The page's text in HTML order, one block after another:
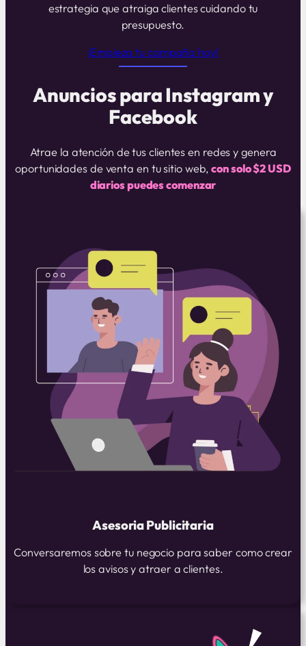
estrategia que atraiga clientes cuidando tu
presupuesto.
¡Empieza tu campaña hoy!
Anuncios para Instagram y
Facebook
Atrae la atención de tus clientes en redes y genera
oportunidades de venta en tu sitio web,con solo $2 USD
diarios puedes comenzar
Asesoria Publicitaria
Conversaremos sobre tu negocio para saber como crear
los avisos y atraer a clientes.